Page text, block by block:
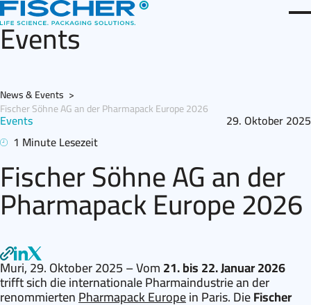
Direkt
zum
Inhalt
Events
News & Events >
Fischer Söhne AG an der Pharmapack Europe 2026
Events
29. Oktober 2025
1 Minute Lesezeit
Fischer Söhne AG an der
Pharmapack Europe 2026
Muri, 29. Oktober 2025– Vom21. bis 22. Januar 2026
trifft sich die internationale Pharmaindustrie an der
renommiertenPharmapack Europein Paris. DieFischer